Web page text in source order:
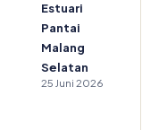
Estuari
Pantai
Malang
Selatan
25 Juni 2026